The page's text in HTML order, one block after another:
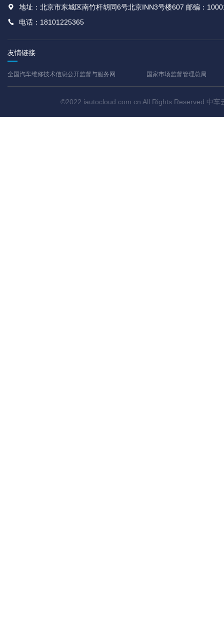
地址：北京市东城区南竹杆胡同6号北京INN3号楼607 邮编：
电话：18101225365
友情链接
全国汽车维修技术信息公开监督与服务网 国家市场监督管理总局
©2022 iautocloud.com.cn All Rights Reserved.中